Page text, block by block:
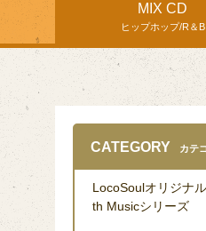
MIX CD
ヒップホップ/R＆B
CATEGORY カテ
LocoSoulオリジナ
th Musicシリーズ